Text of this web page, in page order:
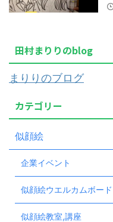
田村まりりのblog
まりりのブログ
カテゴリー
似顔絵
企業イベント
似顔絵ウエルカムボード
似顔絵教室,講座